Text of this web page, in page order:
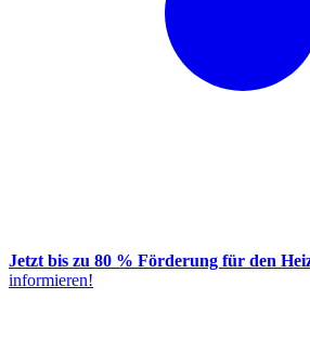
Jetzt bis zu 80 % Förderung für den
informieren!